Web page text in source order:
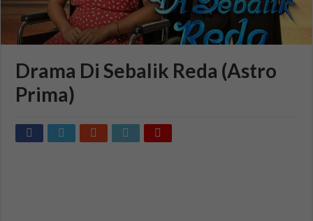
Drama Di Sebalik Reda (Astro
Prima)